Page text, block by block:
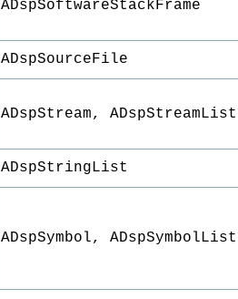
ADspSoftwareStackFrame
ADspSourceFile
ADspStream, ADspStreamList
ADspStringList
ADspSymbol, ADspSymbolList